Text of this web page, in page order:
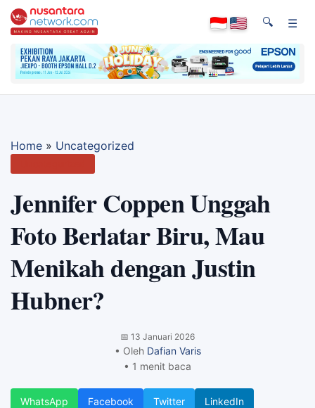
🔍 ☰
Home » Uncategorized
Jennifer Coppen Unggah
Foto Berlatar Biru, Mau
Menikah dengan Justin
Hubner?
📅 13 Januari 2026
• Oleh Dafian Varis
• 1 menit baca
WhatsApp Facebook Twitter LinkedIn